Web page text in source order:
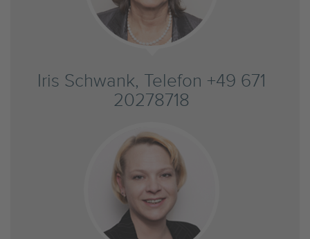
Iris Schwank, Telefon +49 671
20278718